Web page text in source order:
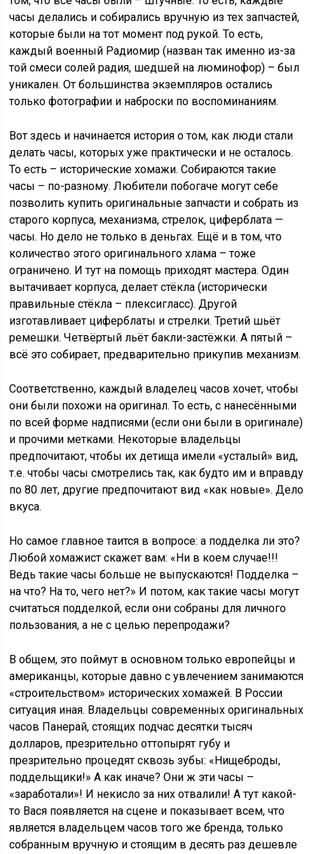
часы делались и собирались вручную из тех запчастей,
которые были на тот момент под рукой. То есть,
каждый военный Радиомир (назван так именно из-за
той смеси солей радия, шедшей на люминофор) – был
уникален. От большинства экземпляров остались
только фотографии и наброски по воспоминаниям.
Вот здесь и начинается история о том, как люди стали
делать часы, которых уже практически и не осталось.
То есть – исторические хомажи. Собираются такие
часы – по-разному. Любители побогаче могут себе
позволить купить оригинальные запчасти и собрать из
старого корпуса, механизма, стрелок, циферблата —
часы. Но дело не только в деньгах. Ещё и в том, что
количество этого оригинального хлама – тоже
ограничено. И тут на помощь приходят мастера. Один
вытачивает корпуса, делает стёкла (исторически
правильные стёкла – плексигласс). Другой
изготавливает циферблаты и стрелки. Третий шьёт
ремешки. Четвёртый льёт бакли-застёжки. А пятый –
всё это собирает, предварительно прикупив механизм.
Соответственно, каждый владелец часов хочет, чтобы
они были похожи на оригинал. То есть, с нанесёнными
по всей форме надписями (если они были в оригинале)
и прочими метками. Некоторые владельцы
предпочитают, чтобы их детища имели «усталый» вид,
т.е. чтобы часы смотрелись так, как будто им и вправду
по 80 лет, другие предпочитают вид «как новые». Дело
вкуса.
Но самое главное таится в вопросе: а подделка ли это?
Любой хомажист скажет вам: «Ни в коем случае!!!
Ведь такие часы больше не выпускаются! Подделка –
на что? На то, чего нет?» И потом, как такие часы могут
считаться подделкой, если они собраны для личного
пользования, а не с целью перепродажи?
В общем, это поймут в основном только европейцы и
американцы, которые давно с увлечением занимаются
«строительством» исторических хомажей. В России
ситуация иная. Владельцы современных оригинальных
часов Панерай, стоящих подчас десятки тысяч
долларов, презрительно оттопырят губу и
презрительно процедят сквозь зубы: «Нищеброды,
поддельщики!» А как иначе? Они ж эти часы –
«заработали»! И некисло за них отвалили! А тут какой-
то Вася появляется на сцене и показывает всем, что
является владельцем часов того же бренда, только
собранным вручную и стоящим в десять раз дешевле